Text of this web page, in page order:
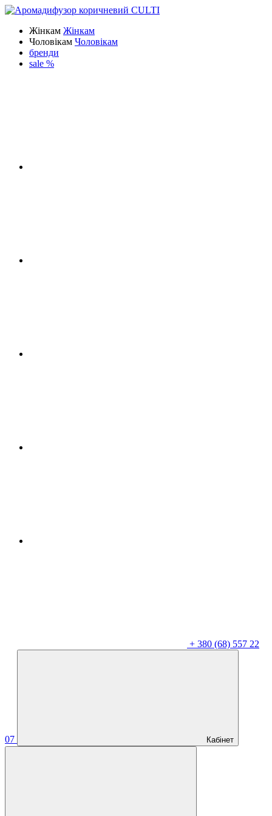
Жінкам Жінкам
Чоловікам Чоловікам
бренди
sale %
+ 380 (68) 557 22
07 Кабінет